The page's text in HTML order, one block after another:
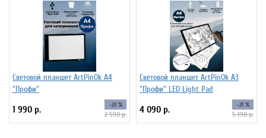
Световой планшет ArtPinOk А4
"Профи"
1 990 р. -23 %
2 590 р.
Световой планшет ArtPinOk А3
"Профи" LED Light Pad
4 090 р. -21 %
5 190 р.